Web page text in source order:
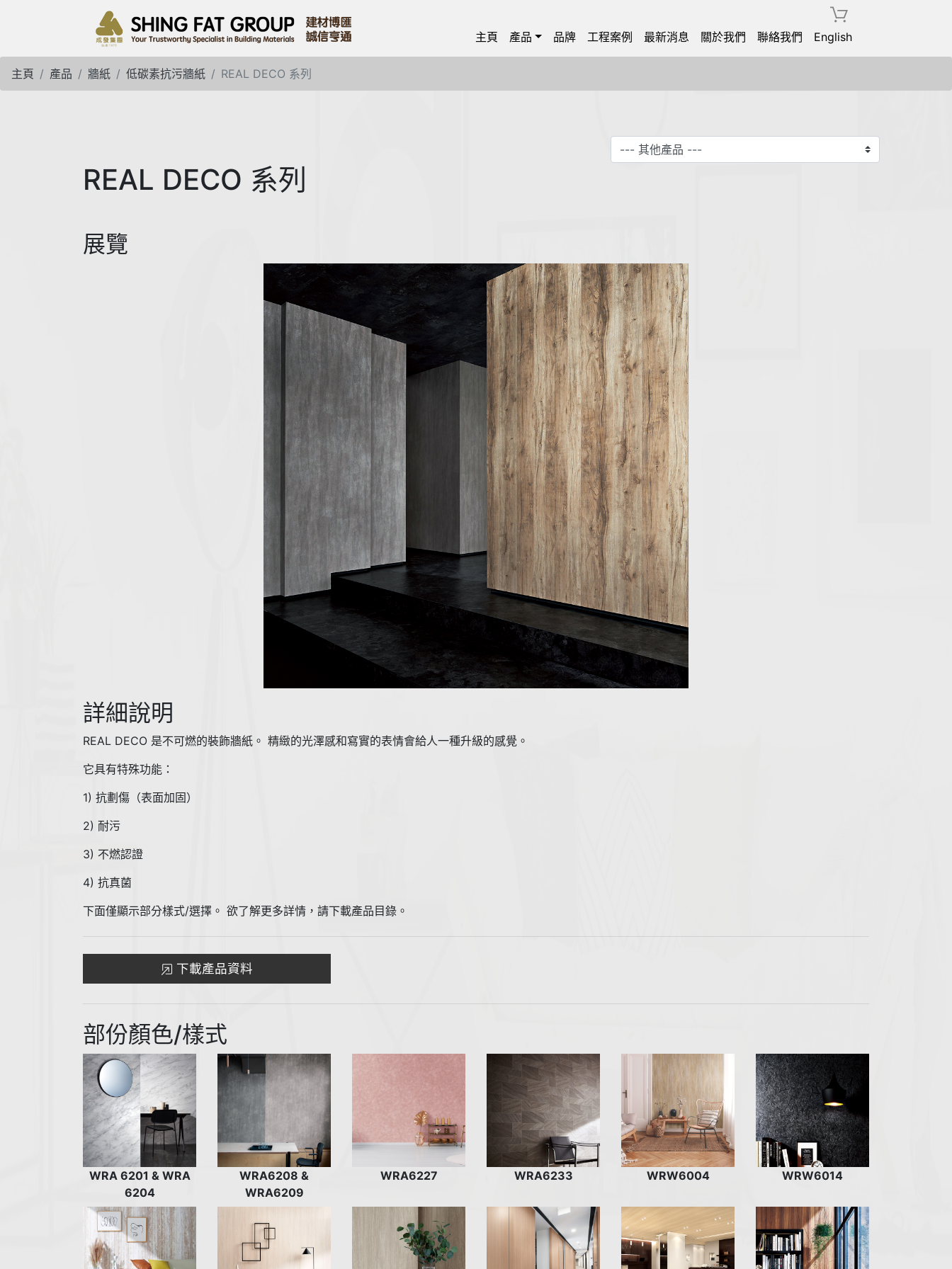
主頁 產品 品牌 工程案例 最新消息 關於我們 聯絡我們 English
主頁 產品 牆紙 低碳素抗污牆紙 REAL DECO 系列
REAL DECO 系列
展覽
詳細說明
REAL DECO 是不可燃的裝飾牆紙。 精緻的光澤感和寫實的表情會給人一種升級的感覺。
它具有特殊功能：
1) 抗劃傷（表面加固）
2) 耐污
3) 不燃認證
4) 抗真菌
下面僅顯示部分樣式/選擇。 欲了解更多詳情，請下載產品目錄。
下載產品資料
部份顏色/樣式
WRA 6201 & WRA
6204
WRA6208 &
WRA6209
WRA6227 WRA6233 WRW6004 WRW6014